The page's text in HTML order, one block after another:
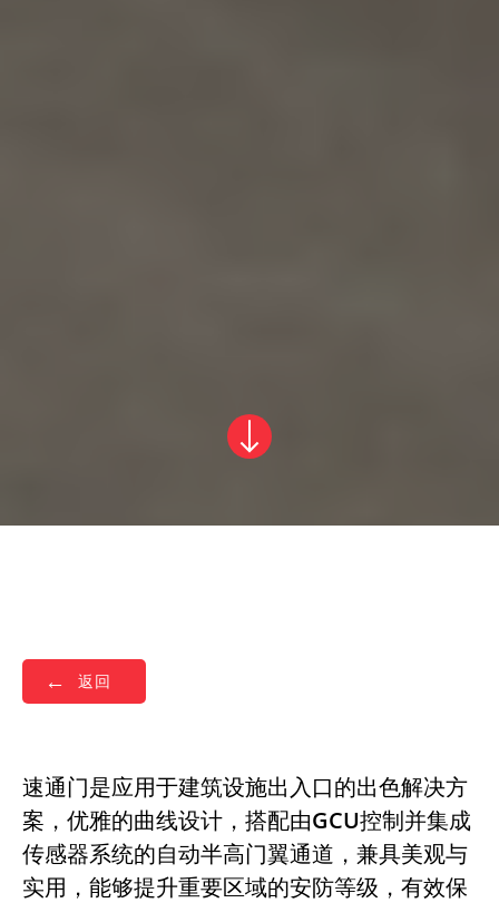
返回
速通门是应用于建筑设施出入口的出色解决方
案，优雅的曲线设计，搭配由GCU控制并集成
传感器系统的自动半高门翼通道，兼具美观与
实用，能够提升重要区域的安防等级，有效保